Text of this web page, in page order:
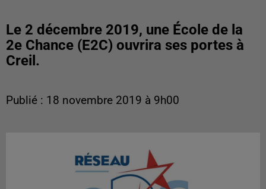
Le 2 décembre 2019, une École de la
2e Chance (E2C) ouvrira ses portes à
Creil.
Publié : 18 novembre 2019 à 9h00